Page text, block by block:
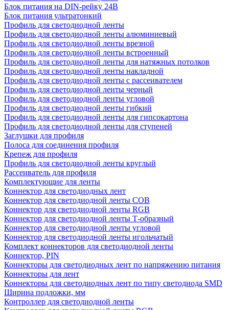
Блок питания на DIN-рейку 24В
Блок питания ультратонкий
Профиль для светодиодной ленты
Профиль для светодиодной ленты алюминиевый
Профиль для светодиодной ленты врезной
Профиль для светодиодной ленты встроенный
Профиль для светодиодной ленты для натяжных потолков
Профиль для светодиодной ленты накладной
Профиль для светодиодной ленты с рассеивателем
Профиль для светодиодной ленты черный
Профиль для светодиодной ленты угловой
Профиль для светодиодной ленты гибкий
Профиль для светодиодной ленты для гипсокартона
Профиль для светодиодной ленты для ступеней
Заглушки для профиля
Полоса для соединения профиля
Крепеж для профиля
Профиль для светодиодной ленты круглый
Рассеиватель для профиля
Комплектующие для ленты
Коннектор для светодиодных лент
Коннектор для светодиодной ленты COB
Коннектор для светодиодной ленты RGB
Коннектор для светодиодной ленты Т-образный
Коннектор для светодиодной ленты угловой
Коннектор для светодиодной ленты игольчатый
Комплект коннекторов для светодиодной ленты
Коннектор, PIN
Коннекторы для светодиодных лент по напряжению питания
Коннекторы для лент
Коннекторы для светодиодных лент по типу светодиода SMD
Ширина подложки, мм
Контроллер для светодиодной ленты